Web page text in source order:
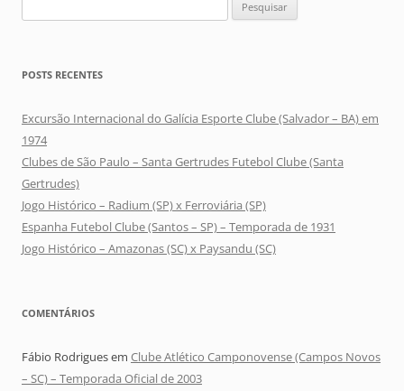
por:
POSTS RECENTES
Excursão Internacional do Galícia Esporte Clube (Salvador – BA) em
1974
Clubes de São Paulo – Santa Gertrudes Futebol Clube (Santa
Gertrudes)
Jogo Histórico – Radium (SP) x Ferroviária (SP)
Espanha Futebol Clube (Santos – SP) – Temporada de 1931
Jogo Histórico – Amazonas (SC) x Paysandu (SC)
COMENTÁRIOS
Fábio Rodriguesem Clube Atlético Camponovense (Campos Novos
– SC) – Temporada Oficial de 2003